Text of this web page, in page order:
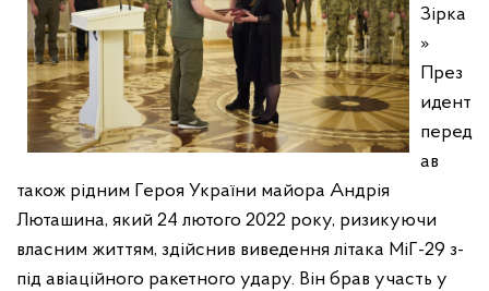
Зірка
»
През
идент
перед
ав
також рідним Героя України майора Андрія
Люташина, який 24 лютого 2022 року, ризикуючи
власним життям, здійснив виведення літака МіГ-29 з-
під авіаційного ракетного удару. Він брав участь у